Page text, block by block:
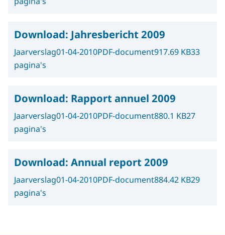
Download: Jahresbericht 2009
Jaarverslag01-04-2010PDF-document917.69 KB33
pagina's
Download: Rapport annuel 2009
Jaarverslag01-04-2010PDF-document880.1 KB27
pagina's
Download: Annual report 2009
Jaarverslag01-04-2010PDF-document884.42 KB29
pagina's